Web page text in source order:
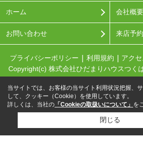
ホーム 会社概要
お問い合わせ 来店予約
プライバシーポリシー 利用規約 アク
Copyright(c) 株式会社ひだまりハウスつく
当サイトでは、お客様の当サイト利用状況把握、
して、クッキー（Cookie）を使用しています。
詳しくは、当社の 「Cookieの取扱いについて」 を
閉じる